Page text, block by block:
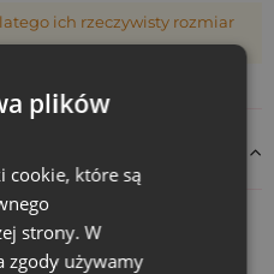
naturalnych
ich rzeczywisty rozmiar
z przepisami:
produkty:
plików
cookie, które są
strony. W
zgody używamy